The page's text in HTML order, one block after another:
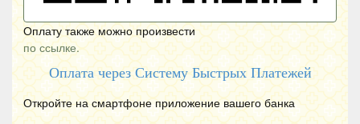
Оплату также можно произвести
по ссылке.
Оплата через Систему Быстрых Платежей
Откройте на смартфоне приложение вашего банка